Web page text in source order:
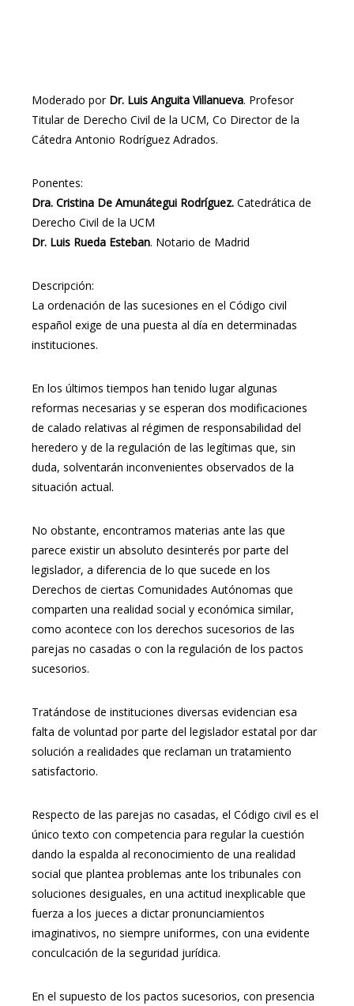
Moderado por Dr. Luis Anguita Villanueva. Profesor
Titular de Derecho Civil de la UCM, Co Director de la
Cátedra Antonio Rodríguez Adrados.
Ponentes:
Dra. Cristina De Amunátegui Rodríguez. Catedrática de
Derecho Civil de la UCM
Dr. Luis Rueda Esteban. Notario de Madrid
Descripción:
La ordenación de las sucesiones en el Código civil
español exige de una puesta al día en determinadas
instituciones.
En los últimos tiempos han tenido lugar algunas
reformas necesarias y se esperan dos modificaciones
de calado relativas al régimen de responsabilidad del
heredero y de la regulación de las legítimas que, sin
duda, solventarán inconvenientes observados de la
situación actual.
No obstante, encontramos materias ante las que
parece existir un absoluto desinterés por parte del
legislador, a diferencia de lo que sucede en los
Derechos de ciertas Comunidades Autónomas que
comparten una realidad social y económica similar,
como acontece con los derechos sucesorios de las
parejas no casadas o con la regulación de los pactos
sucesorios.
Tratándose de instituciones diversas evidencian esa
falta de voluntad por parte del legislador estatal por dar
solución a realidades que reclaman un tratamiento
satisfactorio.
Respecto de las parejas no casadas, el Código civil es el
único texto con competencia para regular la cuestión
dando la espalda al reconocimiento de una realidad
social que plantea problemas ante los tribunales con
soluciones desiguales, en una actitud inexplicable que
fuerza a los jueces a dictar pronunciamientos
imaginativos, no siempre uniformes, con una evidente
conculcación de la seguridad jurídica.
En el supuesto de los pactos sucesorios, con presencia